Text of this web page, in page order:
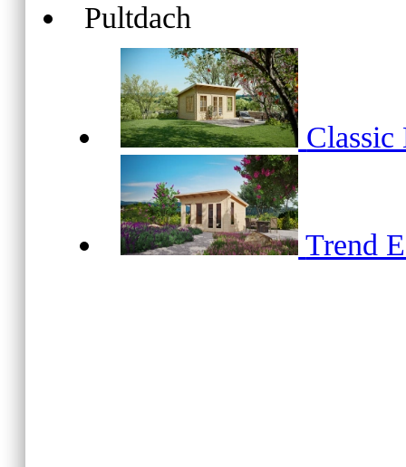
Pultdach
Trend